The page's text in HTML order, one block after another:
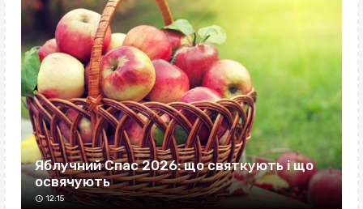
Яблучний Спас 2026: що святкують і що
освячують
12:15